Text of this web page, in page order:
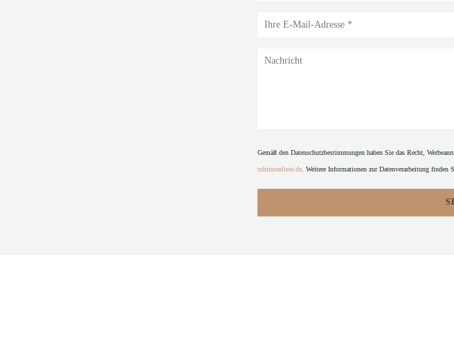
Gemäß den Datenschutzbestimmungen haben Sie das Recht,
robinsonliste.de . Weitere Informationen zur Datenverarbeitung finden